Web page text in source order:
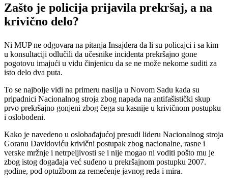
Zašto je policija prijavila prekršaj, a na
krivično delo?
Ni MUP ne odgovara na pitanja Insajdera da li su policajci i sa kim
u konsultaciji odlučili da učesnike incidenta prekršajno gone
pogotovu imajući u vidu činjenicu da se ne može nekome suditi za
isto delo dva puta.
To se najbolje vidi na primeru nasilja u Novom Sadu kada su
pripadnici Nacionalnog stroja zbog napada na antifašistički skup
prvo prekršajno gonjeni zbog čega su kasnije u krivičnom postupku
i oslobođeni.
Kako je navedeno u oslobađajućoj presudi lideru Nacionalnog stroja
Goranu Davidoviću krivični postupak zbog nacionalne, rasne i
verske mržnje i netrpeljivosti se i nije mogao ni voditi pošto mu je
zbog istog događaja već suđeno u prekršajnom postupku 2007.
godine, pod optužbom za remećenje javnog reda i mira.